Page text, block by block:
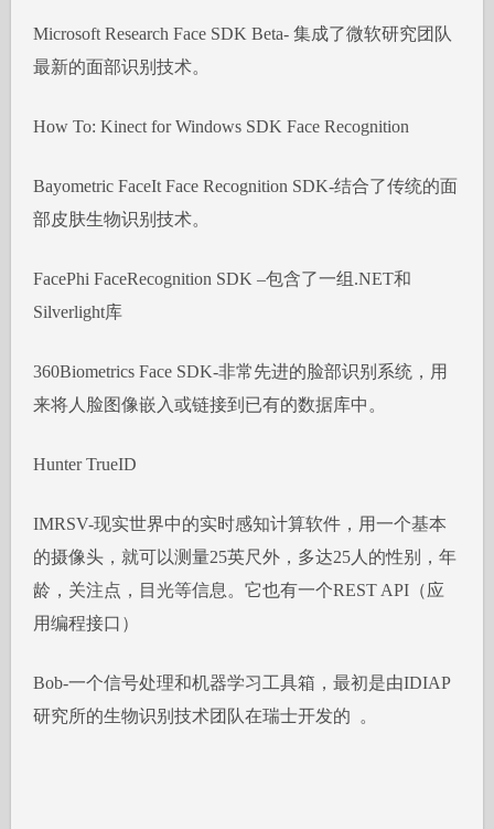
Microsoft Research Face SDK Beta- 集成了微软研究团队
最新的面部识别技术。
How To: Kinect for Windows SDK Face Recognition
Bayometric FaceIt Face Recognition SDK-结合了传统的面
部皮肤生物识别技术。
FacePhi FaceRecognition SDK –包含了一组.NET和
Silverlight库
360Biometrics Face SDK-非常先进的脸部识别系统，用
来将人脸图像嵌入或链接到已有的数据库中。
Hunter TrueID
IMRSV-现实世界中的实时感知计算软件，用一个基本
的摄像头，就可以测量25英尺外，多达25人的性别，年
龄，关注点，目光等信息。它也有一个REST API（应
用编程接口）
Bob-一个信号处理和机器学习工具箱，最初是由IDIAP
研究所的生物识别技术团队在瑞士开发的 。